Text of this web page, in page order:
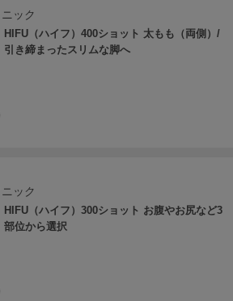
ック
HIFU（ハイフ）400ショット 太もも（両側）/
引き締まったスリムな脚へ
ック
HIFU（ハイフ）300ショット お腹やお尻など3
部位から選択